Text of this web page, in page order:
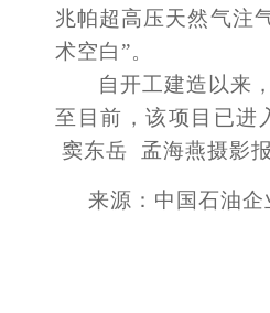
兆帕超高压天然气注
术空白”。
自开工建造以来
至目前，该项目已进
窦东岳 孟海燕摄影报
来源： 中国石油企